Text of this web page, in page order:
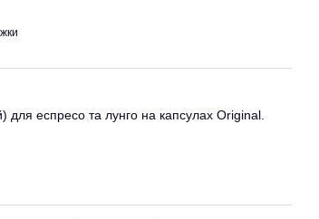
еспресо та лунго на капсулах Original.